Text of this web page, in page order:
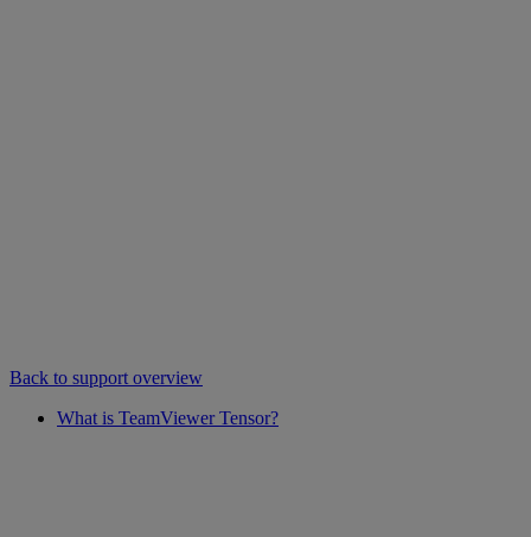
Back to support overview
What is TeamViewer Tensor?